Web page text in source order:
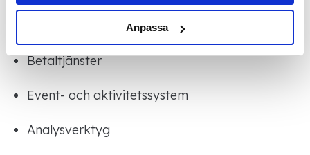
Anpassa
Betaltjänster
Event- och aktivitetssystem
Analysverktyg